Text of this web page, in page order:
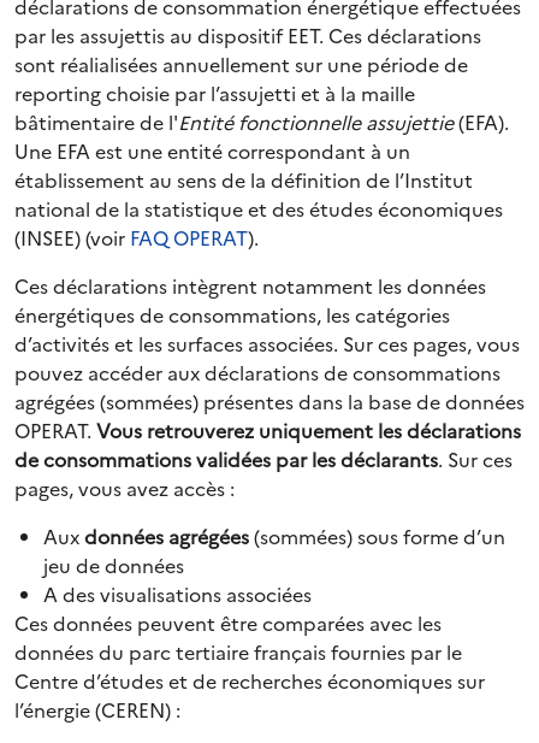
déclarations de consommation énergétique effectuées
par les assujettis au dispositif EET. Ces déclarations
sont réalialisées annuellement sur une période de
reporting choisie par l’assujetti et à la maille
bâtimentaire de l'Entité fonctionnelle assujettie(EFA).
Une EFA est une entité correspondant à un
établissement au sens de la définition de l’Institut
national de la statistique et des études économiques
(INSEE) (voir FAQ OPERAT).
Ces déclarations intègrent notamment les données
énergétiques de consommations, les catégories
d’activités et les surfaces associées. Sur ces pages, vous
pouvez accéder aux déclarations de consommations
agrégées (sommées) présentes dans la base de données
OPERAT. Vous retrouverez uniquement les déclarations
de consommations validées par les déclarants. Sur ces
pages, vous avez accès :
Auxdonnées agrégées(sommées) sous forme d’un
jeu de données
A des visualisations associées
Ces données peuvent être comparées avec les
données du parc tertiaire français fournies par le
Centre d’études et de recherches économiques sur
l’énergie (CEREN) :